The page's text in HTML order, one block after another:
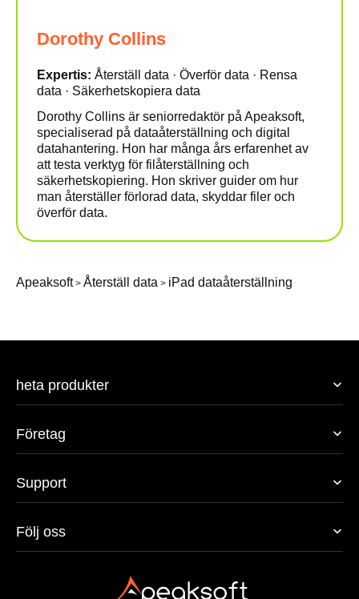
Dorothy Collins
Expertis: Återställ data · Överför data · Rensa
data · Säkerhetskopiera data
Dorothy Collins är seniorredaktör på Apeaksoft,
specialiserad på dataåterställning och digital
datahantering. Hon har många års erfarenhet av
att testa verktyg för filåterställning och
säkerhetskopiering. Hon skriver guider om hur
man återställer förlorad data, skyddar filer och
överför data.
Apeaksoft> Återställ data > iPad dataåterställning
heta produkter
Företag
Support
Följ oss